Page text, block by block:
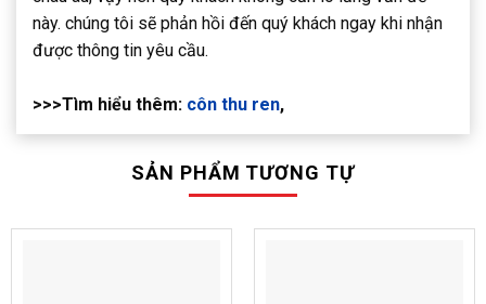
này. chúng tôi sẽ phản hồi đến quý khách ngay khi nhận
được thông tin yêu cầu.
>>>Tìm hiểu thêm: côn thu ren,
SẢN PHẨM TƯƠNG TỰ